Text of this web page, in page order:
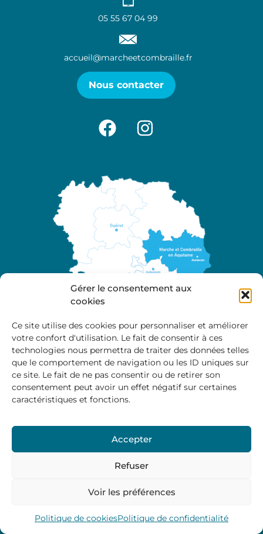
Gérer le consentement aux
cookies
Ce site utilise des cookies pour personnaliser et améliorer
votre confort d'utilisation. Le fait de consentir à ces
technologies nous permettra de traiter des données telles
que le comportement de navigation ou les ID uniques sur
ce site. Le fait de ne pas consentir ou de retirer son
consentement peut avoir un effet négatif sur certaines
caractéristiques et fonctions.
Accepter
Refuser
Voir les préférences
Politique de cookiesPolitique de confidentialité
05 55 67 04 99
accueil@marcheetcombraille.fr
Nous contacter
A propos
Site officiel de la Communauté de Communes
Marche et Combraille en Aquitaine
Horaires d’ouverture :
9:00 – 12:00 / 14:00 – 17:00
Vendredi: 9:00 – 12:00
Mentions Légales–Politique des cookies
Marche et Combraille